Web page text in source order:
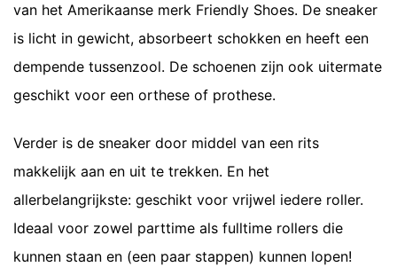
van het Amerikaanse merk Friendly Shoes. De sneaker
is licht in gewicht, absorbeert schokken en heeft een
dempende tussenzool. De schoenen zijn ook uitermate
geschikt voor een orthese of prothese.
Verder is de sneaker door middel van een rits
makkelijk aan en uit te trekken. En het
allerbelangrijkste: geschikt voor vrijwel iedere roller.
Ideaal voor zowel parttime als fulltime rollers die
kunnen staan en (een paar stappen) kunnen lopen!